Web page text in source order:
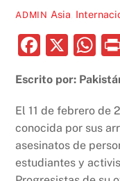
ADMIN Asia
F
c
e
b
o
X
W
at
s
A
p
Escrito por:
El 11 de febrero de
conocida por sus
asesinatos de
estudiantes y